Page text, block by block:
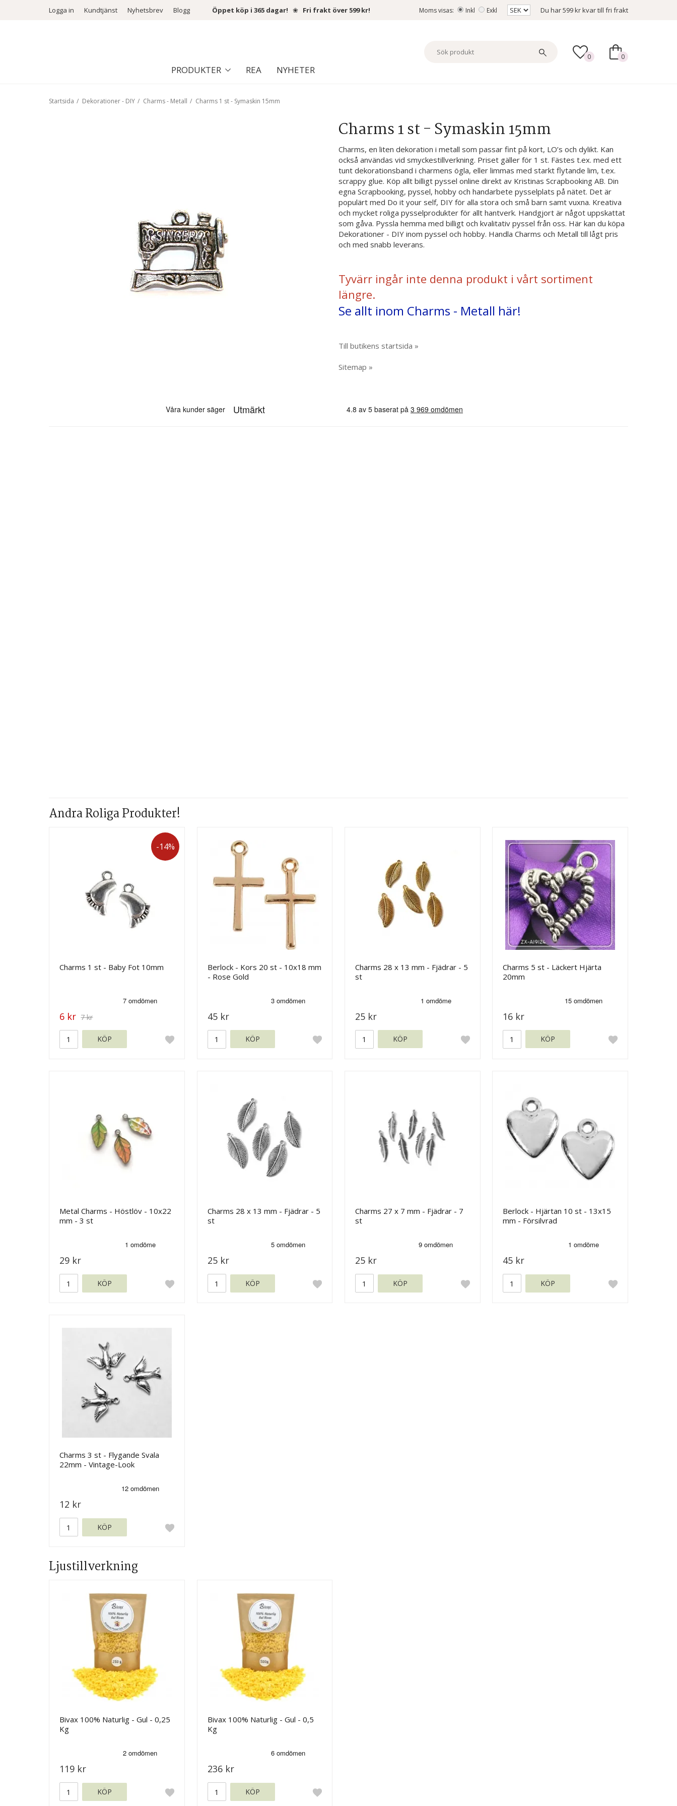
Logga in Kundtjänst Nyhetsbrev Blogg Öppet köp i 365 dagar! ❀ Fri frakt över 599 kr! Moms visas: Inkl Exkl Du har599 krkvar till fri frakt
PRODUKTER REA NYHETER
0 0
Startsida / Dekorationer - DIY / Charms - Metall / Charms 1 st - Symaskin 15mm
Charms 1 st - Symaskin 15mm
Charms, en liten dekoration i metall som passar fint på kort, LO’s och dylikt. Kan
också användas vid smyckestillverkning. Priset gäller för 1 st. Fästes t.ex. med ett
tunt dekorationsband i charmens ögla, eller limmas med starkt flytande lim, t.ex.
scrappy glue. Köp allt billigt pyssel online direkt av Kristinas Scrapbooking AB. Din
egna Scrapbooking, pyssel, hobby och handarbete pysselplats på nätet. Det är
populärt med Do it your self, DIY för alla stora och små barn samt vuxna. Kreativa
och mycket roliga pysselprodukter för allt hantverk. Handgjort är något uppskattat
som gåva. Pyssla hemma med billigt och kvalitativ pyssel från oss. Här kan du köpa
Dekorationer - DIY inom pyssel och hobby. Handla Charms och Metall till lågt pris
och med snabb leverans.
Tyvärr ingår inte denna produkt i vårt sortiment
längre.
Se allt inom Charms - Metall här!
Till butikens startsida »
Sitemap »
Andra Roliga Produkter!
-14%
Charms 1 st - Baby Fot 10mm
6 kr 7 kr
KÖP
Berlock - Kors 20 st - 10x18 mm
- Rose Gold
45 kr
KÖP
Charms 28 x 13 mm - Fjädrar - 5
st
25 kr
KÖP
Charms 5 st - Läckert Hjärta
20mm
16 kr
KÖP
Metal Charms - Höstlöv - 10x22
mm - 3 st
29 kr
KÖP
Charms 28 x 13 mm - Fjädrar - 5
st
25 kr
KÖP
Charms 27 x 7 mm - Fjädrar - 7
st
25 kr
KÖP
Berlock - Hjärtan 10 st - 13x15
mm - Försilvrad
45 kr
KÖP
Charms 3 st - Flygande Svala
22mm - Vintage-Look
12 kr
KÖP
Ljustillverkning
Bivax 100% Naturlig - Gul - 0,25
Kg
119 kr
KÖP
Bivax 100% Naturlig - Gul - 0,5
Kg
236 kr
KÖP